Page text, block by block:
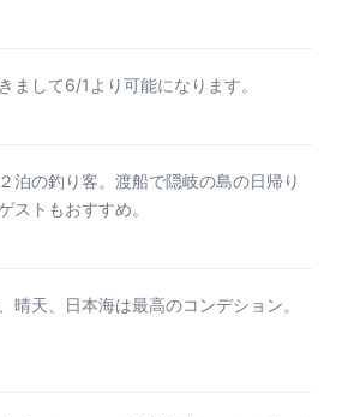
まして6/1より可能になります。
泊の釣り客。渡船で隠岐の島の日帰り
ストもおすすめ。
晴天、日本海は最高のコンデション。